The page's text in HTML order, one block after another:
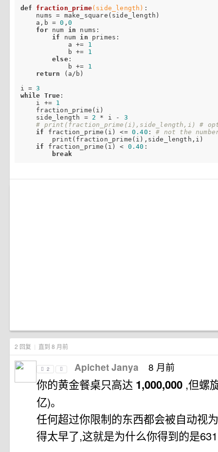
def
fraction_prime(side_length) :
nums = make_square(side_length)
    a,b =
0 , 0
for num in nums:
if num in primes:
            a +=
1
            b +=
1
else:
            b +=
1
return (a/b)
i = 3
while True :
    i +=
1
    fraction_prime(i)
    side_length =
2 * i - 3
# print(fraction_prime(i),side_length,i) #
if
fraction_prime(i) <= 0.40 : # not the
        print(fraction_prime(i),side_length,i)
if
fraction_prime(i) < 0.40 :
break
2 回复 | 直到 8 月前
2 Apichet Janya 8 月前
你的黄金餐桌只高达 1,000,000 ,但螺
亿)。
任何超过你限制的东西都会被自动视
得太早了,这就是为什么你得到的是